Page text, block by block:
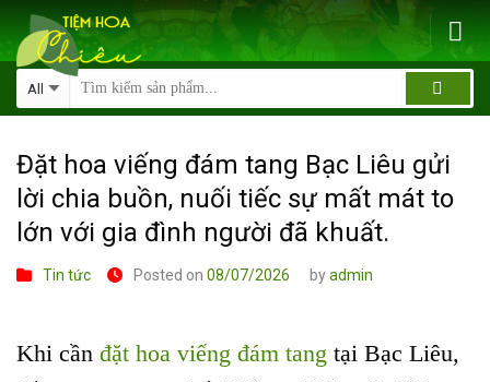
Skip
to
content
Đặt hoa viếng đám tang Bạc Liêu gửi
lời chia buồn, nuối tiếc sự mất mát to
lớn với gia đình người đã khuất.
Tin tức Posted on 08/07/2026 byadmin
Khi cần đặt hoa viếng đám tang tại Bạc Liêu,